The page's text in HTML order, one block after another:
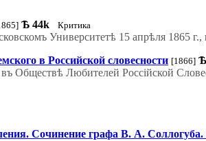
Ѣ 44k Критика
Университетѣ 15 апрѣля 1865 г.,
в Российской словесности [1866] Ѣ
Обществѣ Любителей Россійской
Сочинение графа В. А.